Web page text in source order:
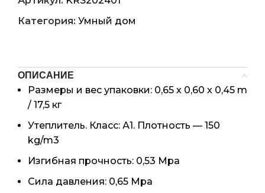
Категория: Умный дом
ОПИСАНИЕ
Размеры и вес упаковки: 0,65 x 0,60 x 0,45 m
/ 17,5 кг
Утеплитель. Класс: А1. Плотность — 150
kg/m3
Изгибная прочность: 0,53 Mpa
Сила давления: 0,65 Mpa